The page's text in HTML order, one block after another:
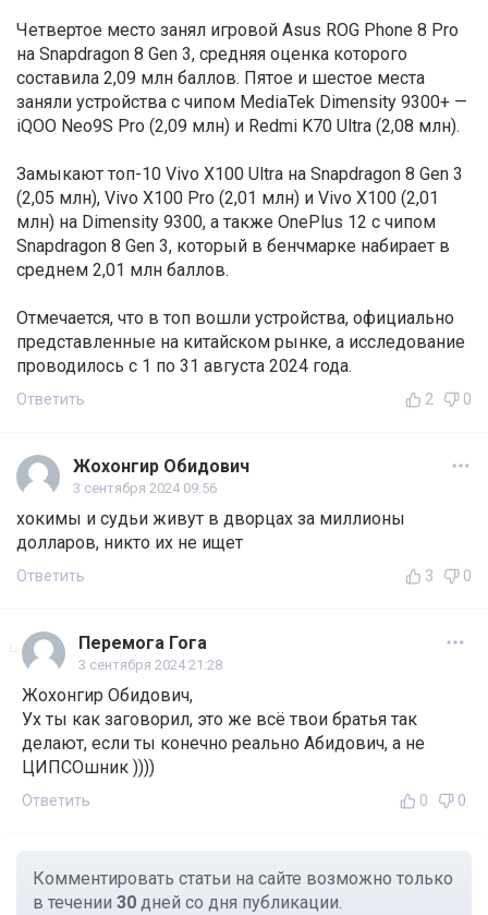
Четвертое место занял игровой Asus ROG Phone 8 Pro
на Snapdragon 8 Gen 3, средняя оценка которого
составила 2,09 млн баллов. Пятое и шестое места
заняли устройства с чипом MediaTek Dimensity 9300+ —
iQOO Neo9S Pro (2,09 млн) и Redmi K70 Ultra (2,08 млн).
Замыкают топ-10 Vivo X100 Ultra на Snapdragon 8 Gen 3
(2,05 млн), Vivo X100 Pro (2,01 млн) и Vivo X100 (2,01
млн) на Dimensity 9300, а также OnePlus 12 с чипом
Snapdragon 8 Gen 3, который в бенчмарке набирает в
среднем 2,01 млн баллов.
Отмечается, что в топ вошли устройства, официально
представленные на китайском рынке, а исследование
проводилось с 1 по 31 августа 2024 года.
Ответить 2 0
Жохонгир Обидович
3 сентября 2024 09:56
хокимы и судьи живут в дворцах за миллионы
долларов, никто их не ищет
Ответить 3 0
Перемога Гога
3 сентября 2024 21:28
Жохонгир Обидович,
Ух ты как заговорил, это же всё твои братья так
делают, если ты конечно реально Абидович, а не
ЦИПСОшник ))))
Ответить 0 0
Комментировать статьи на сайте возможно только
в течении 30 дней со дня публикации.